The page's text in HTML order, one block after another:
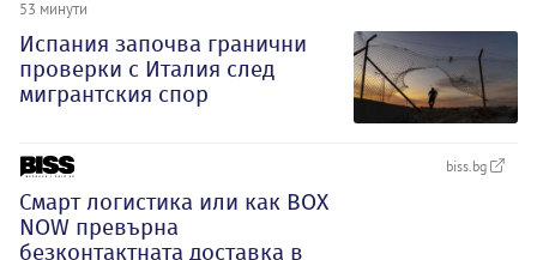
53 минути
Испания започва гранични
проверки с Италия след
мигрантския спор
biss.bg
Смарт логистика или как BOX
NOW превърна
безконтактната доставка в